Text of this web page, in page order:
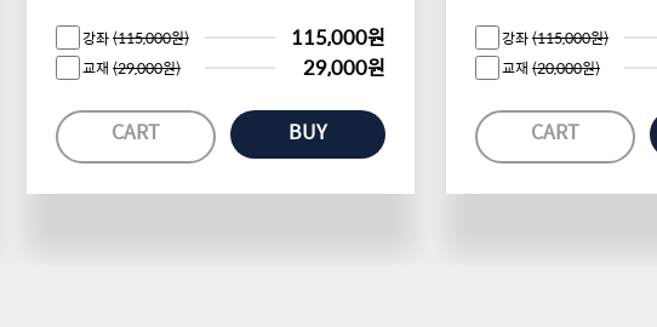
[알림] 제우스에듀 사이트 작업 공지
강좌(115,000원) 115,000원
교재 (29,000원) 29,000원
CART BUY
강좌(115,000원)
교재 (20,000원)
CART